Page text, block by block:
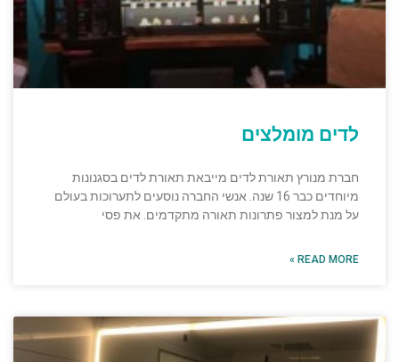
לדים מומלצים
חברת מנורץ תאורת לדים מייבאת תאורת לדים בסגנונות
מיוחדים כבר 16 שנה. אנשי החברה נוסעים לתערוכות בעולם
על מנת למצור פתרונות תאורה מתקדמים. את פסי
READ MORE »